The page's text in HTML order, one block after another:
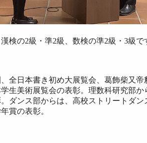
検の2級・準2級、数検の準2級・3級で
全日本書き初め大展覧会、葛飾柴又
生美術展覧会の表彰。理数科研究部
。ダンス部からは、高校ストリートダ
賞の表彰。